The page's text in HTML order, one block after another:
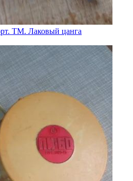
ТМ. Лаковый цанга